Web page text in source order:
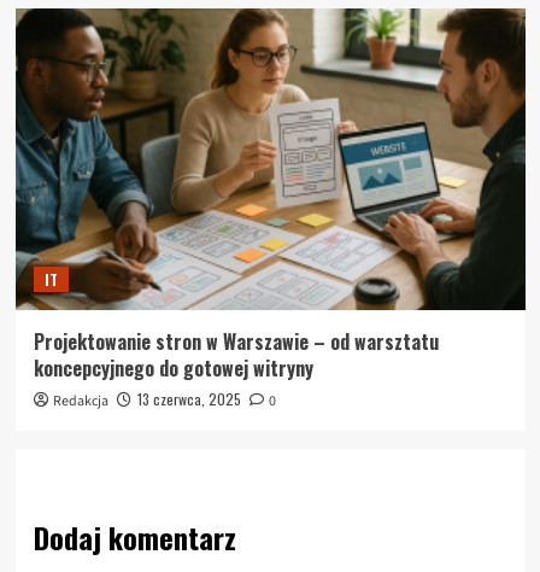
IT
Projektowanie stron w Warszawie – od warsztatu
koncepcyjnego do gotowej witryny
Redakcja 13 czerwca, 2025 0
Dodaj komentarz